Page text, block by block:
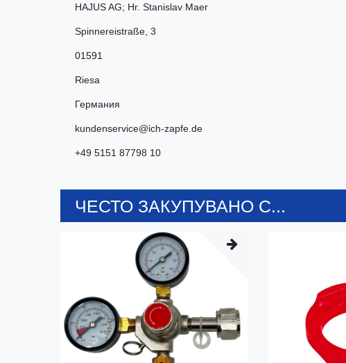
HAJUS AG; Hr. Stanislav Maer
Spinnereistraße 3
01591
Riesa
Германия
kundenservice@ich-zapfe.de
+49 5151 87798 10
ЧЕСТО ЗАКУПУВАНО С...